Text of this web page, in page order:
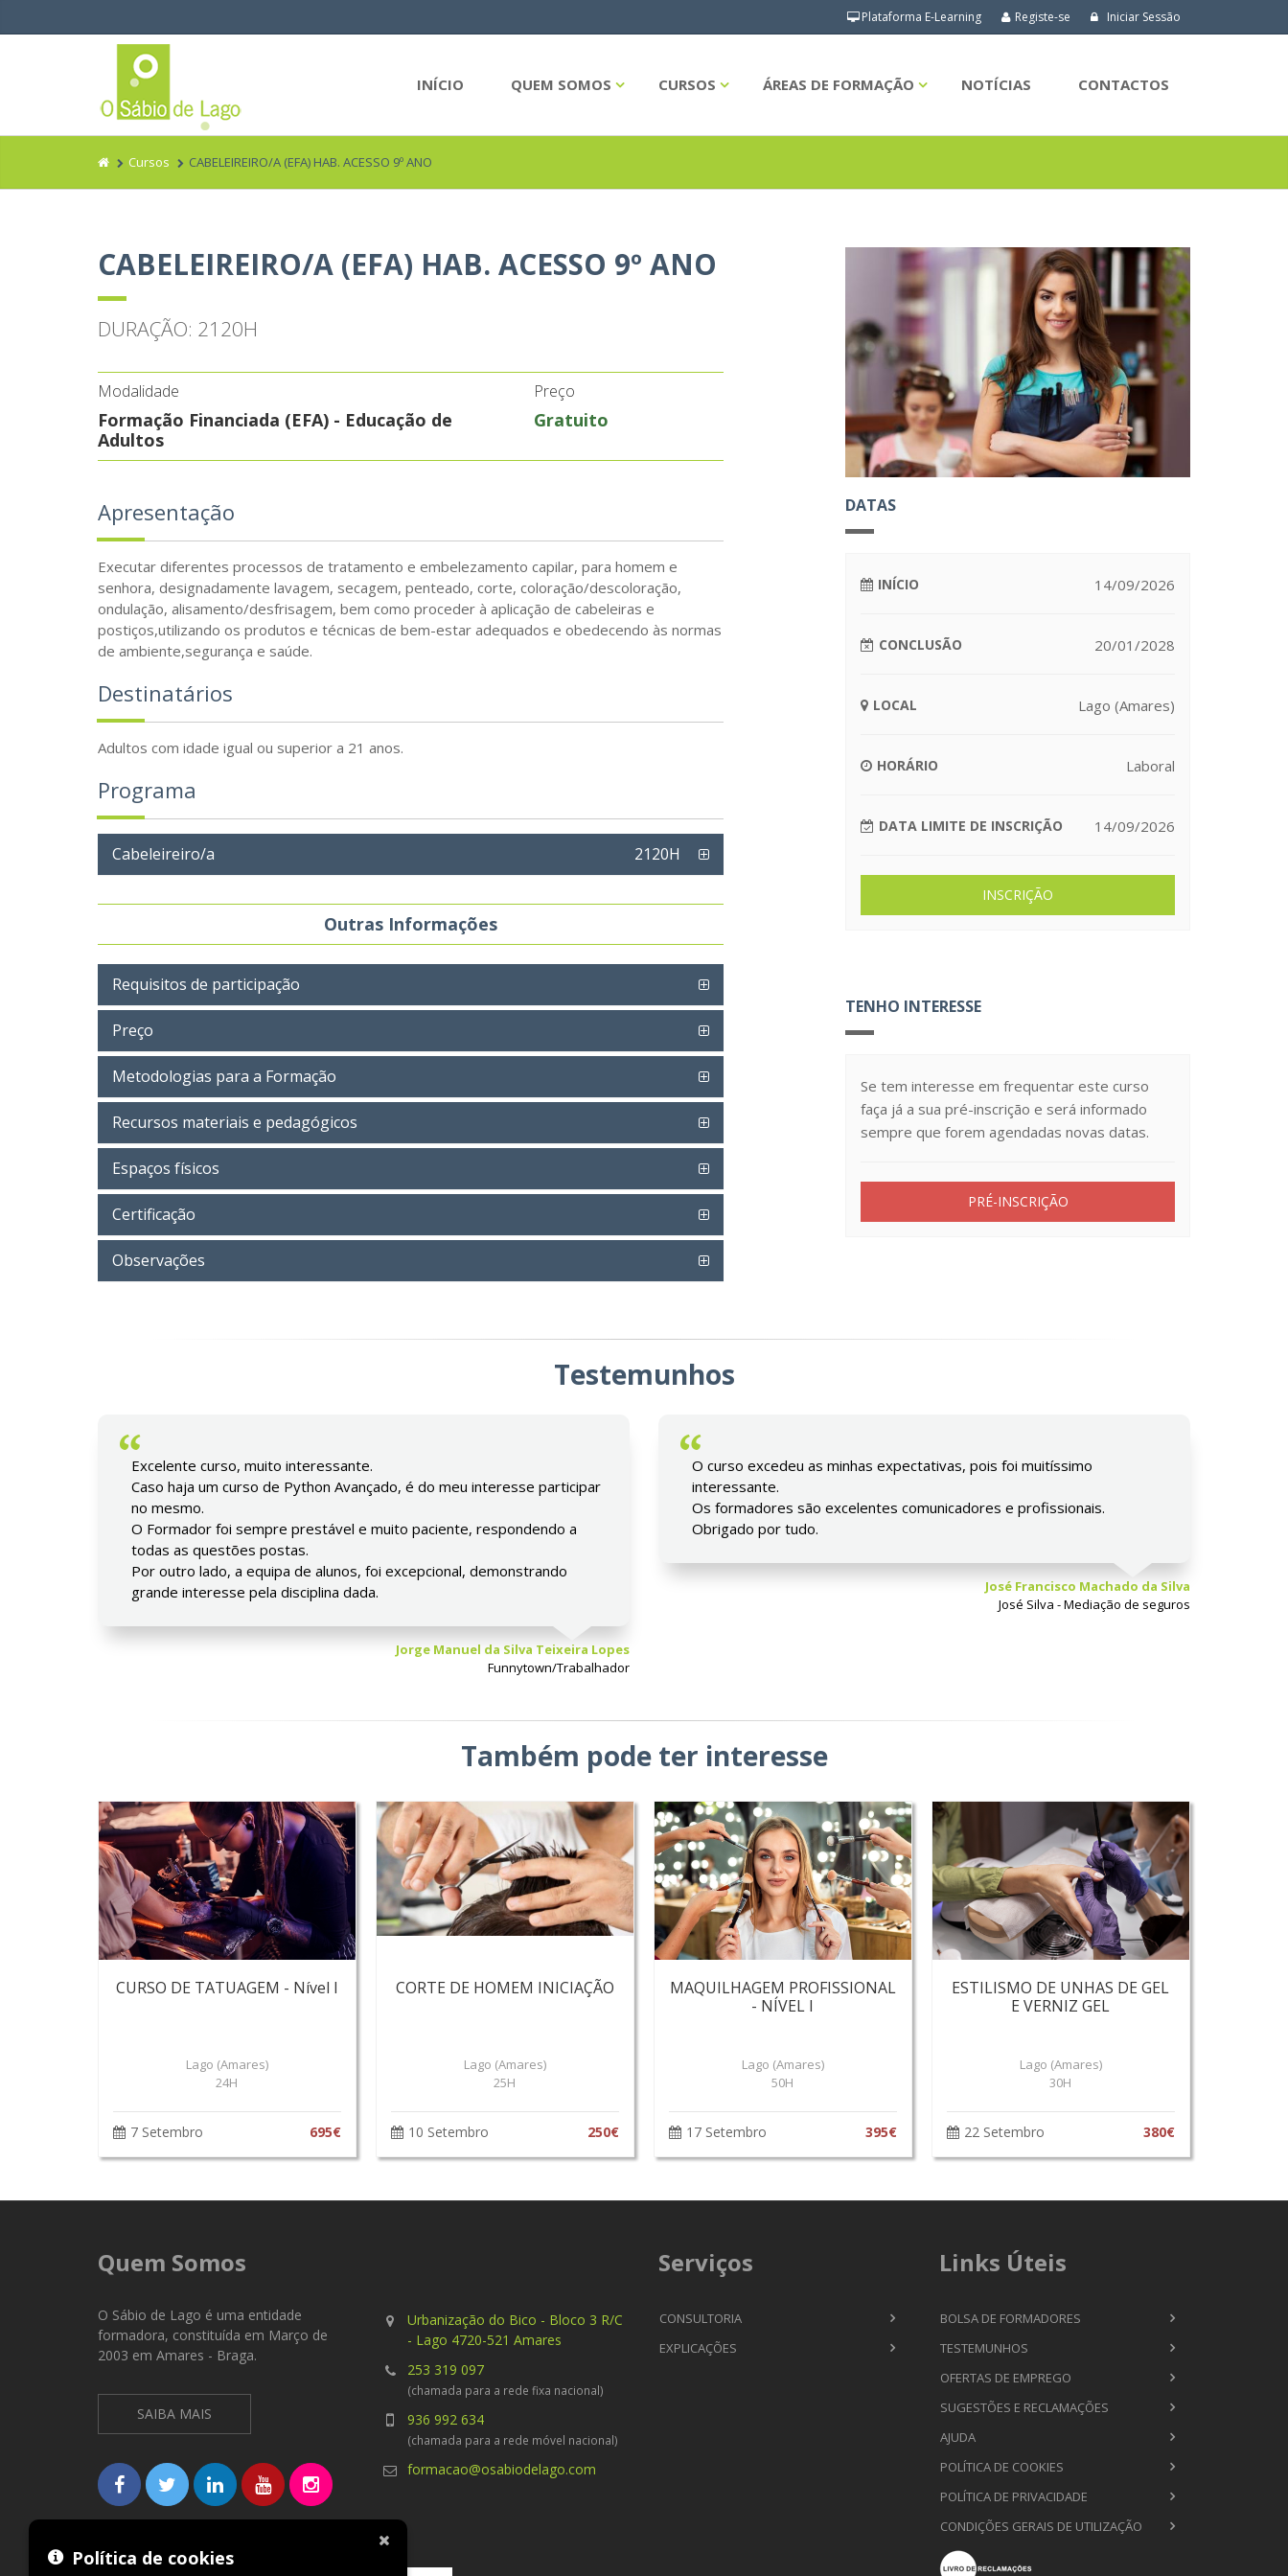
Plataforma E-Learning Registe-se Iniciar Sessão
INÍCIO QUEM SOMOS CURSOS ÁREAS DE FORMAÇÃO NOTÍCIAS CONTACTOS
Cursos CABELEIREIRO/A (EFA) HAB. ACESSO 9º ANO
CABELEIREIRO/A (EFA) HAB. ACESSO 9º ANO
DURAÇÃO: 2120H
Modalidade
Formação Financiada (EFA) - Educação de
Adultos
Preço
Gratuito
Apresentação
Executar diferentes processos de tratamento e embelezamento capilar, para homem e
senhora, designadamente lavagem, secagem, penteado, corte, coloração/descoloração,
ondulação, alisamento/desfrisagem, bem como proceder à aplicação de cabeleiras e
postiços,utilizando os produtos e técnicas de bem­-estar adequados e obedecendo às normas
de ambiente,segurança e saúde.
Destinatários
Adultos com idade igual ou superior a 21 anos.
Programa
Cabeleireiro/a 2120H
Outras Informações
Requisitos de participação
Preço
Metodologias para a Formação
Recursos materiais e pedagógicos
Espaços físicos
Certificação
Observações
DATAS
INÍCIO 14/09/2026
CONCLUSÃO 20/01/2028
LOCAL Lago (Amares)
HORÁRIO Laboral
DATA LIMITE DE INSCRIÇÃO 14/09/2026
INSCRIÇÃO
TENHO INTERESSE
Se tem interesse em frequentar este curso
faça já a sua pré-inscrição e será informado
sempre que forem agendadas novas datas.
PRÉ-INSCRIÇÃO
Testemunhos
Excelente curso, muito interessante.
Caso haja um curso de Python Avançado, é do meu interesse participar
no mesmo.
O Formador foi sempre prestável e muito paciente, respondendo a
todas as questões postas.
Por outro lado, a equipa de alunos, foi excepcional, demonstrando
grande interesse pela disciplina dada.
Jorge Manuel da Silva Teixeira Lopes
Funnytown/Trabalhador
O curso excedeu as minhas expectativas, pois foi muitíssimo
interessante.
Os formadores são excelentes comunicadores e profissionais.
Obrigado por tudo.
José Francisco Machado da Silva
José Silva - Mediação de seguros
Também pode ter interesse
CURSO DE TATUAGEM - Nível I
Lago (Amares)
24H
7 Setembro 695€
CORTE DE HOMEM INICIAÇÃO
Lago (Amares)
25H
10 Setembro 250€
MAQUILHAGEM PROFISSIONAL
- NÍVEL I
Lago (Amares)
50H
17 Setembro 395€
ESTILISMO DE UNHAS DE GEL
E VERNIZ GEL
Lago (Amares)
30H
22 Setembro 380€
Quem Somos
O Sábio de Lago é uma entidade
formadora, constituída em Março de
2003 em Amares - Braga.
SAIBA MAIS
Urbanização do Bico - Bloco 3 R/C
- Lago 4720-521 Amares
253 319 097
(chamada para a rede fixa nacional)
936 992 634
(chamada para a rede móvel nacional)
formacao@osabiodelago.com
Métodos de pagamento aceites
Serviços
CONSULTORIA
EXPLICAÇÕES
Links Úteis
BOLSA DE FORMADORES
TESTEMUNHOS
OFERTAS DE EMPREGO
SUGESTÕES E RECLAMAÇÕES
AJUDA
POLÍTICA DE COOKIES
POLÍTICA DE PRIVACIDADE
CONDIÇÕES GERAIS DE UTILIZAÇÃO
Política de cookies